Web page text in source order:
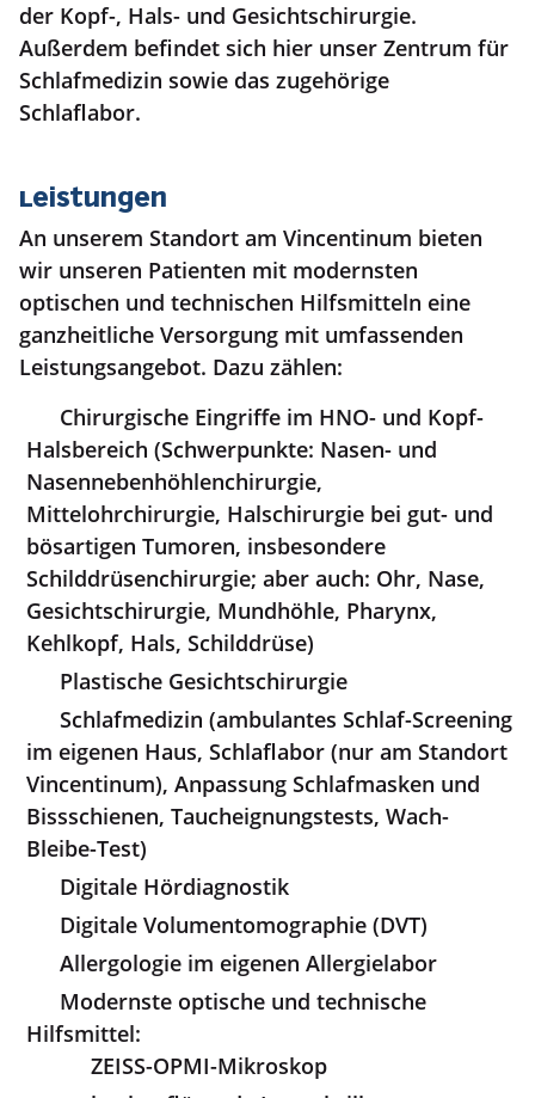
der Kopf-, Hals- und Gesichtschirurgie.
Außerdem befindet sich hier unser Zentrum für
Schlafmedizin sowie das zugehörige
Schlaflabor.
Leistungen
An unserem Standort am Vincentinum bieten
wir unseren Patienten mit modernsten
optischen und technischen Hilfsmitteln eine
ganzheitliche Versorgung mit umfassenden
Leistungsangebot. Dazu zählen:
Chirurgische Eingriffe im HNO- und Kopf-
Halsbereich (Schwerpunkte: Nasen- und
Nasennebenhöhlenchirurgie,
Mittelohrchirurgie, Halschirurgie bei gut- und
bösartigen Tumoren, insbesondere
Schilddrüsenchirurgie; aber auch: Ohr, Nase,
Gesichtschirurgie, Mundhöhle, Pharynx,
Kehlkopf, Hals, Schilddrüse)
Plastische Gesichtschirurgie
Schlafmedizin (ambulantes Schlaf-Screening
im eigenen Haus, Schlaflabor (nur am Standort
Vincentinum), Anpassung Schlafmasken und
Bissschienen, Taucheignungstests, Wach-
Bleibe-Test)
Digitale Hördiagnostik
Digitale Volumentomographie (DVT)
Allergologie im eigenen Allergielabor
Modernste optische und technische
Hilfsmittel:
ZEISS-OPMI-Mikroskop